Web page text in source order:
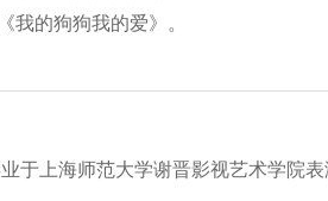
我的狗狗我的爱》。
于上海师范大学谢晋影视艺术学院